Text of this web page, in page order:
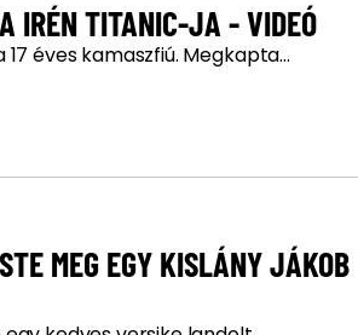
IRÉN TITANIC-JA - VIDEÓ
éves kamaszfiú. Megkapta...
MEG EGY KISLÁNY JÁKOB